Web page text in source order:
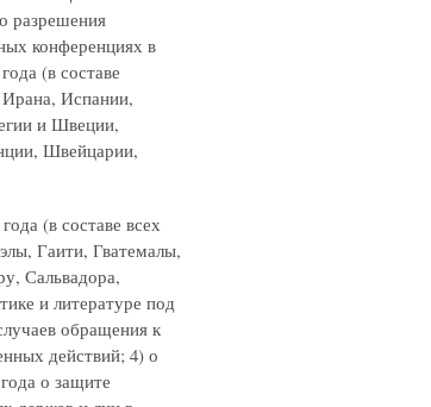
разрешения
конференциях в
(в составе
Испании,
и Швеции,
Швейцарии,
(в составе всех
Гаити, Гватемалы,
Сальвадора,
и литературе под
обращения к
действий; 4) о
о защите